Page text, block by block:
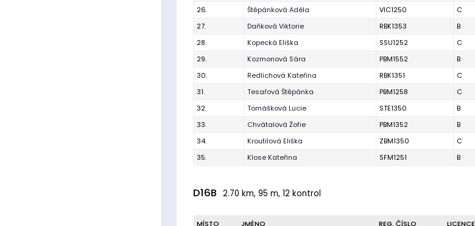
26.
Štěpánková Adéla VIC1250 C
27.
Daňková Viktorie RBK1353 B
28.
Kopecká Eliška SSU1252 C
29.
Kozmonová Sára PBM1552 B
30.
Redlichová Kateřina RBK1351 C
31.
Tesařová Štěpánka PBM1258 C
32.
Tomášková Lucie STE1350 B
33.
Chvátalová Žofie PBM1352 B
34.
Kroutilová Eliška ZBM1350 C
35.
Klose Kateřina SFM1251 B
D16B 2.70 km, 95 m, 12 kontrol
MÍSTO JMÉNO REG. ČÍSLO LICENCE